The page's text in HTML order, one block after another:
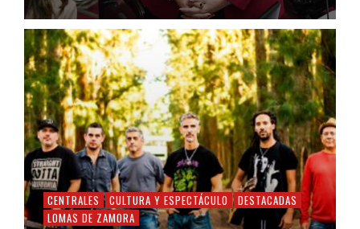
CENTRALES CULTURA Y ESPECTÁCULO
DESTACADAS
LOMAS DE ZAMORA